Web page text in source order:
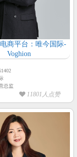
商平台：唯今国际-
Voghion
总监
11801人点赞